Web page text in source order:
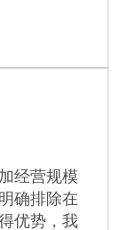
经营规模
确排除在
优势，我